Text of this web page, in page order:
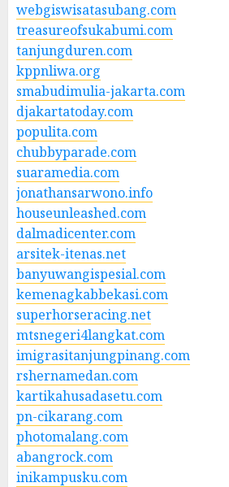
webgiswisatasubang.com
treasureofsukabumi.com
tanjungduren.com
kppnliwa.org
smabudimulia-jakarta.com
djakartatoday.com
populita.com
chubbyparade.com
suaramedia.com
jonathansarwono.info
houseunleashed.com
dalmadicenter.com
arsitek-itenas.net
banyuwangispesial.com
kemenagkabbekasi.com
superhorseracing.net
mtsnegeri4langkat.com
imigrasitanjungpinang.com
rshernamedan.com
kartikahusadasetu.com
pn-cikarang.com
photomalang.com
abangrock.com
inikampusku.com